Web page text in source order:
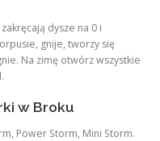
dysze na 0 i
gnije, tworzy się
Na zimę otwórz wszystkie
w Broku
Power Storm, Mini Storm.